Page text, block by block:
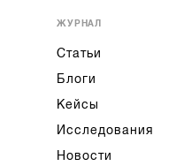
ЖУРНАЛ
Статьи
Блоги
Кейсы
Исследования
Новости